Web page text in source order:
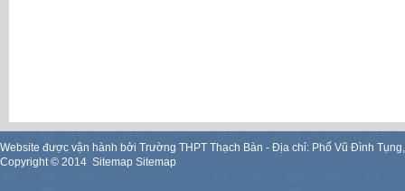
Website được vận hành bởi Trường THPT Thạch Bàn - Địa chỉ: Phố Vũ Đình
Copyright © 2014. Sitemap Sitemap